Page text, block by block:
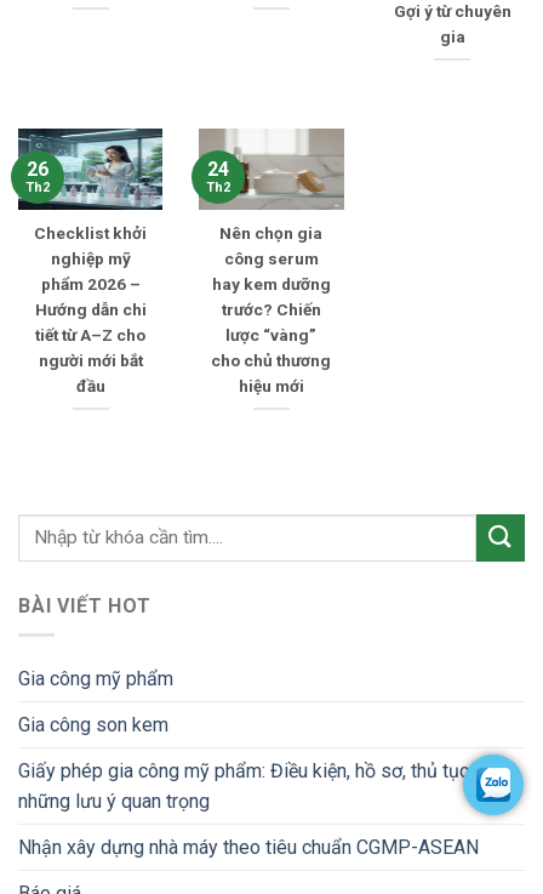
Gợi ý từ chuyên
gia
Checklist khởi
nghiệp mỹ
phẩm 2026 –
Hướng dẫn chi
tiết từ A–Z cho
người mới bắt
đầu
26
Th2
Nên chọn gia
công serum
hay kem dưỡng
trước? Chiến
lược “vàng”
cho chủ thương
hiệu mới
24
Th2
BÀI VIẾT HOT
Gia công mỹ phẩm
Gia công son kem
Giấy phép gia công mỹ phẩm: Điều kiện, hồ sơ, thủ tục và
những lưu ý quan trọng
Nhận xây dựng nhà máy theo tiêu chuẩn CGMP-ASEAN